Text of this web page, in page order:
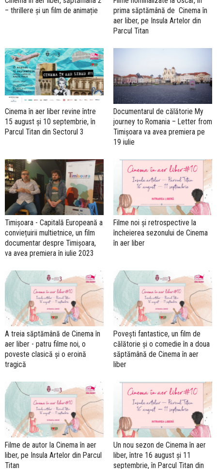
– thrillere și un film de animație
prima săptămână de Cinema în
aer liber, pe Insula Artelor din
Parcul Titan
Cinema în aer liber revine între
15 august și 10 septembrie, în
Parcul Titan din Sectorul 3
Documentarul de călătorie My
journey to Romania – Letter from
Timișoara va avea premiera pe
19 iulie
Timișoara - Capitală Europeană a
conviețuirii multietnice, un film
documentar despre Timișoara,
va avea premiera în iulie 2023
Filme noi și retrospective la
încheierea sezonului de Cinema
în aer liber
A treia săptămână de Cinema în
aer liber - patru filme noi, o
poveste clasică și o eroină
tragică
Povești fantastice, un film de
călătorie și o comedie în a doua
săptămână de Cinema în aer
liber
Filme de autor la Cinema în aer
liber, pe Insula Artelor din Parcul
Titan
Un nou sezon de Cinema în aer
liber, între 16 august și 11
septembrie, în Parcul Titan din